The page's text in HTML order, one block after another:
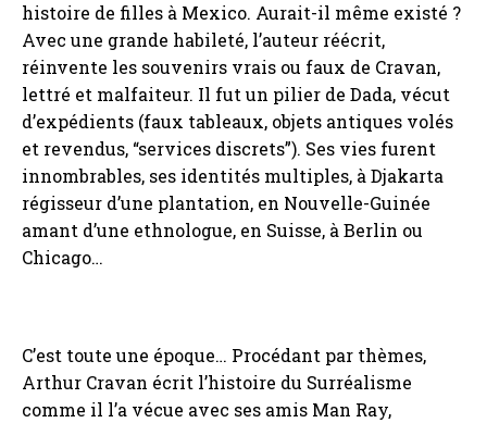
histoire de filles à Mexico. Aurait-il même existé ?
Avec une grande habileté, l’auteur réécrit,
réinvente les souvenirs vrais ou faux de Cravan,
lettré et malfaiteur. Il fut un pilier de Dada, vécut
d’expédients (faux tableaux, objets antiques volés
et revendus, “services discrets”). Ses vies furent
innombrables, ses identités multiples, à Djakarta
régisseur d’une plantation, en Nouvelle-Guinée
amant d’une ethnologue, en Suisse, à Berlin ou
Chicago…
C’est toute une époque… Procédant par thèmes,
Arthur Cravan écrit l’histoire du Surréalisme
comme il l’a vécue avec ses amis Man Ray,